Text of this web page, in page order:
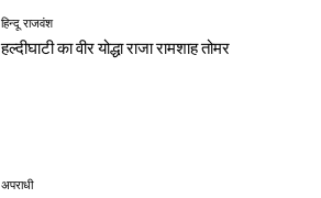
हिन्दू राजवंश
हल्दीघाटी का वीर योद्धा राजा रामशाह तोमर
अपराधी